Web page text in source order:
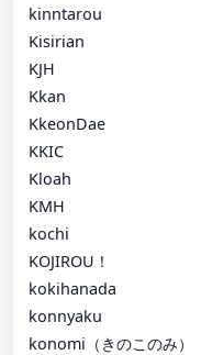
kinntarou
Kisirian
KJH
Kkan
KkeonDae
KKIC
Kloah
KMH
kochi
KOJIROU！
kokihanada
konnyaku
konomi（きのこのみ）